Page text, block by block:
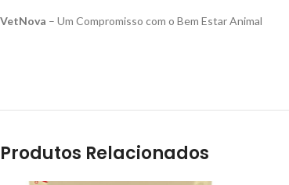
VetNova – Um Compromisso com o Bem Estar Animal
Produtos Relacionados